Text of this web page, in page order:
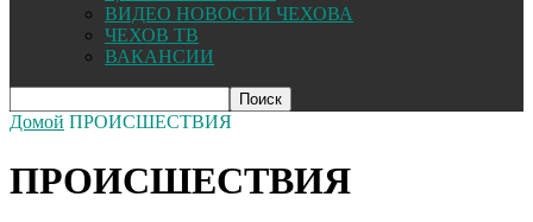
ВИДЕО НОВОСТИ ЧЕХОВА
ЧЕХОВ ТВ
ВАКАНСИИ
Домой ПРОИСШЕСТВИЯ
ПРОИСШЕСТВИЯ